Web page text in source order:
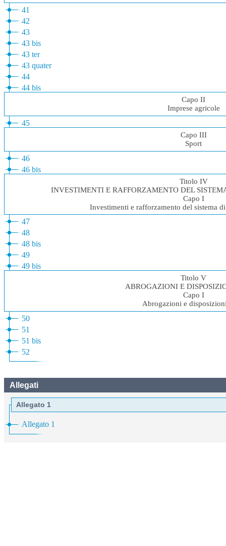
41
42
43
43 bis
43 ter
43 quater
44
44 bis
Capo II
Imprese agricole
45
Capo III
Sport
46
46 bis
Titolo IV
INVESTIMENTI E RAFFORZAMENTO DEL
Capo I
Investimenti e rafforzamento del sistema
47
48
48 bis
49
49 bis
Titolo V
ABROGAZIONI E
Capo I
Abrogazioni e
50
51
51 bis
52
Allegati
Allegato 1
Allegato 1